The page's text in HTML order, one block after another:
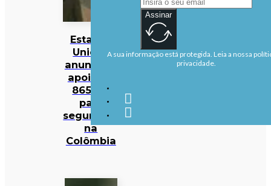
Estados
Unidos
anunciam
apoio de
865 ME
para
segurança
na
Colômbia
Assinar
A sua informação está protegida. Leia a nossa
privacidade.